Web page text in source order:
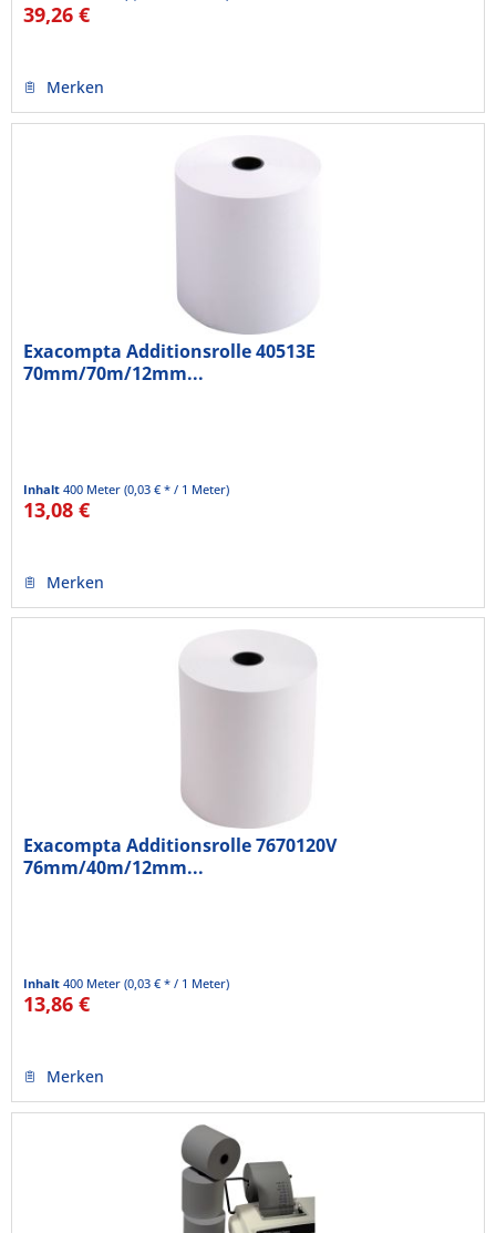
39,26 €
Merken
Exacompta Additionsrolle 40513E
70mm/70m/12mm...
Inhalt400 Meter(0,03 € * / 1 Meter)
13,08 €
Merken
Exacompta Additionsrolle 7670120V
76mm/40m/12mm...
Inhalt400 Meter(0,03 € * / 1 Meter)
13,86 €
Merken